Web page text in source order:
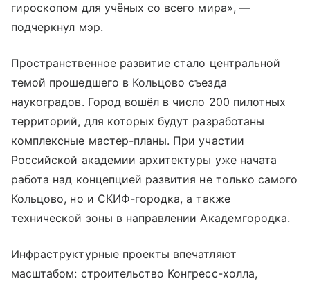
гироскопом для учёных со всего мира», —
подчеркнул мэр.
Пространственное развитие стало центральной
темой прошедшего в Кольцово съезда
наукоградов. Город вошёл в число 200 пилотных
территорий, для которых будут разработаны
комплексные мастер-планы. При участии
Российской академии архитектуры уже начата
работа над концепцией развития не только самого
Кольцово, но и СКИФ-городка, а также
технической зоны в направлении Академгородка.
Инфраструктурные проекты впечатляют
масштабом: строительство Конгресс-холла,